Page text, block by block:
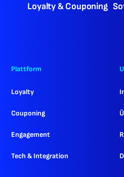
Loyalty & Couponing
Plattform
Loyalty
Couponing
Engagement
Tech & Integration